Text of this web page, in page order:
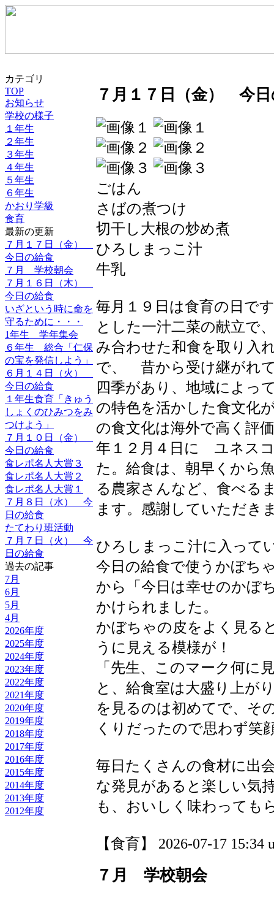
カテゴリ
TOP
お知らせ
学校の様子
１年生
２年生
３年生
４年生
５年生
６年生
かおり学級
食育
最新の更新
７月１７日（金）
今日の給食
７月 学校朝会
７月１６日（木）
今日の給食
いざという時に命を
守るために・・・
1年生 学年集会
６年生 総合「仁保
の宝を発信しよう」
６月１４日（火）
今日の給食
１年生食育「きゅう
しょくのひみつをみ
つけよう」
７月１０日（金）
今日の給食
食レポ名人大賞３
食レポ名人大賞２
食レポ名人大賞１
７月８日（水） 今
日の給食
たてわり班活動
７月７日（火） 今
日の給食
過去の記事
7月
6月
5月
4月
2026年度
2025年度
2024年度
2023年度
2022年度
2021年度
2020年度
2019年度
2018年度
2017年度
2016年度
2015年度
2014年度
2013年度
2012年度
７月１７日（金） 今日
ごはん
さばの煮つけ
切干し大根の炒め煮
ひろしまっこ汁
牛乳
毎月１９日は食育の日で
とした一汁二菜の献立で
み合わせた和食を取り入
で、 昔から受け継がれ
四季があり、地域によっ
の特色を活かした食文化
の食文化は海外で高く評
年１２月４日に ユネス
た。給食は、朝早くから
る農家さんなど、食べる
ます。感謝していただき
ひろしまっこ汁に入って
今日の給食で使うかぼち
から「今日は幸せのかぼ
かけられました。
かぼちゃの皮をよく見る
うに見える模様が！
「先生、このマーク何に
と、給食室は大盛り上が
を見るのは初めてで、そ
くりだったので思わず笑
毎日たくさんの食材に出
な発見があると楽しい気
も、おいしく味わっても
【食育】 2026-07-17 15:34
７月 学校朝会